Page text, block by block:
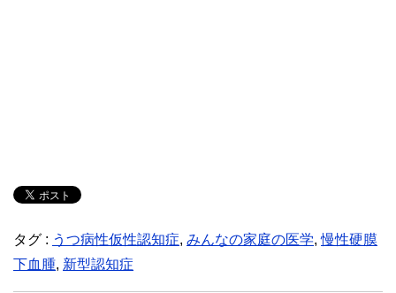
タグ : うつ病性仮性認知症, みんなの家庭の医学,慢性硬膜
下血腫, 新型認知症